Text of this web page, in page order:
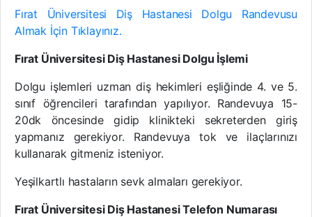
Fırat Üniversitesi Diş Hastanesi Dolgu Randevusu
Almak İçin Tıklayınız.
Fırat Üniversitesi Diş Hastanesi Dolgu İşlemi
Dolgu işlemleri uzman diş hekimleri eşliğinde 4. ve 5.
sınıf öğrencileri tarafından yapılıyor. Randevuya 15-
20dk öncesinde gidip klinikteki sekreterden giriş
yapmanız gerekiyor. Randevuya tok ve ilaçlarınızı
kullanarak gitmeniz isteniyor.
Yeşilkartlı hastaların sevk almaları gerekiyor.
Fırat Üniversitesi Diş Hastanesi Telefon Numarası